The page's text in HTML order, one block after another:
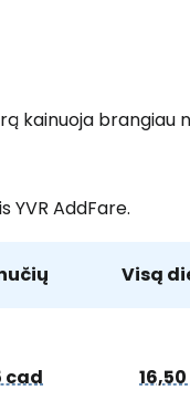
kainuoja brangiau
YVR AddFare.
Visą
cad